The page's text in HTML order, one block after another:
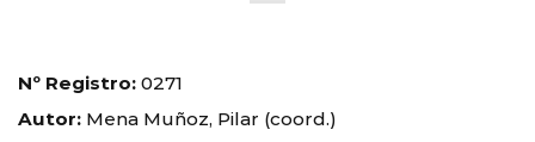
Nº Registro: 0271
Autor: Mena Muñoz, Pilar (coord.)